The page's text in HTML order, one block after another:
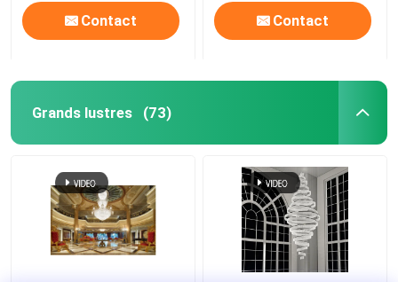
Contact Contact
Grands lustres (73)